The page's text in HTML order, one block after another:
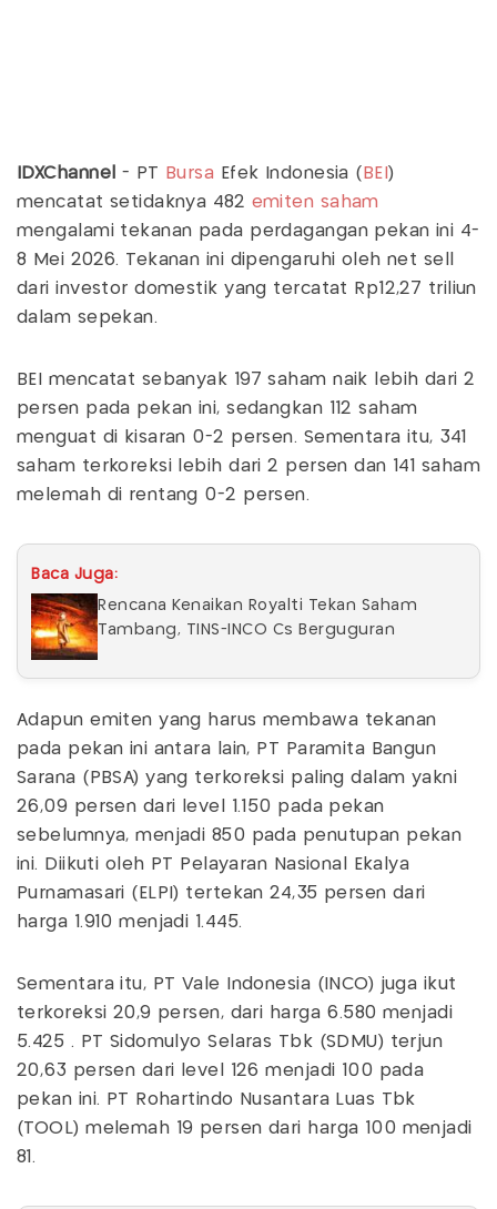
IDXChannel - PT Bursa Efek Indonesia ( BEI )
mencatat setidaknya 482 emiten saham
mengalami tekanan pada perdagangan pekan ini 4-
8 Mei 2026. Tekanan ini dipengaruhi oleh net sell
dari investor domestik yang tercatat Rp12,27 triliun
dalam sepekan.
BEI mencatat sebanyak 197 saham naik lebih dari 2
persen pada pekan ini, sedangkan 112 saham
menguat di kisaran 0-2 persen. Sementara itu, 341
saham terkoreksi lebih dari 2 persen dan 141 saham
melemah di rentang 0-2 persen.
Baca Juga:
Rencana Kenaikan Royalti Tekan Saham
Tambang, TINS-INCO Cs Berguguran
Adapun emiten yang harus membawa tekanan
pada pekan ini antara lain, PT Paramita Bangun
Sarana (PBSA) yang terkoreksi paling dalam yakni
26,09 persen dari level 1.150 pada pekan
sebelumnya, menjadi 850 pada penutupan pekan
ini. Diikuti oleh PT Pelayaran Nasional Ekalya
Purnamasari (ELPI) tertekan 24,35 persen dari
harga 1.910 menjadi 1.445.
Sementara itu, PT Vale Indonesia (INCO) juga ikut
terkoreksi 20,9 persen, dari harga 6.580 menjadi
5.425 . PT Sidomulyo Selaras Tbk (SDMU) terjun
20,63 persen dari level 126 menjadi 100 pada
pekan ini. PT Rohartindo Nusantara Luas Tbk
(TOOL) melemah 19 persen dari harga 100 menjadi
81.